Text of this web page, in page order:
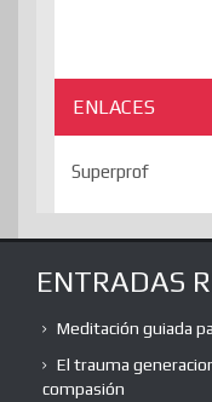
ENLACES
Superprof
ENTRADAS
Meditación guiada
El trauma
compasión